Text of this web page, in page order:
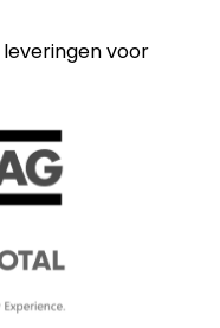
voor